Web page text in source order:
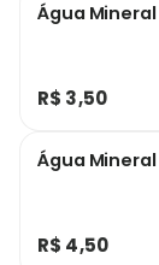
Água
R$ 3,50
Água
R$ 4,50